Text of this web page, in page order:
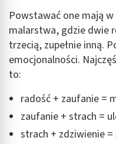
Powstawać one mają
malarstwa, gdzie dwie
trzecią, zupełnie inną.
emocjonalności.
to:
radość + zaufanie =
zaufanie + strach =
strach + zdziwienie